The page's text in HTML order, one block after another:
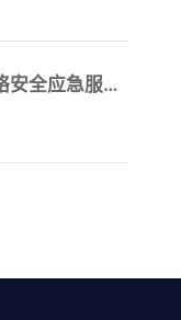
CNCERT乌镇颁奖 奇安信获网络安全应急服务国家级支撑单位证书